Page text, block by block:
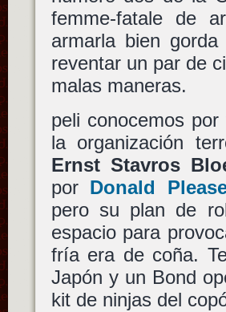
femme-fatale de
armarla bien
reventar un par de
malas maneras.
peli conocemos
la organización
Ernst Stavros
por Donald
pero su plan de
espacio para
fría era de coña.
Japón y un Bond
kit de ninjas del